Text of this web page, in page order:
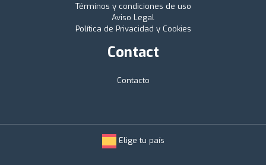
Términos y condiciones de uso
Aviso Legal
Política de Privacidad y Cookies
Contact
Contacto
Elige tu país